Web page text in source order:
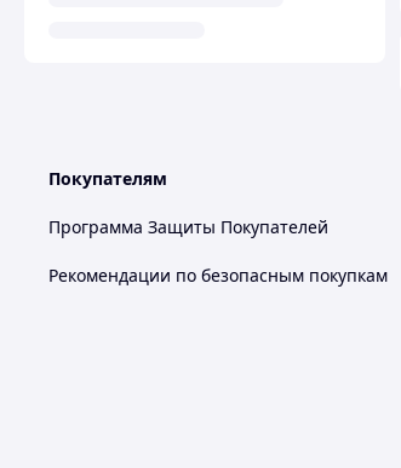
Покупателям
Программа Защиты Покупателей
Рекомендации по безопасным покупкам